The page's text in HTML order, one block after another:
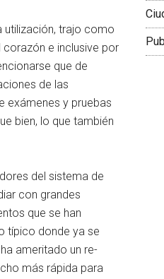
utilización, trajo como
e inclusive por
que de
de las
exámenes y pruebas
bien, lo que también
del sistema de
con grandes
que se han
típico donde ya se
ameritado un re-
más rápida para